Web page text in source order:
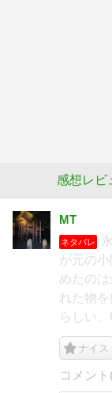
感想レビ
MT
ネタバレ
が元の
めたの
れた物
らしい
ナイス
コメント